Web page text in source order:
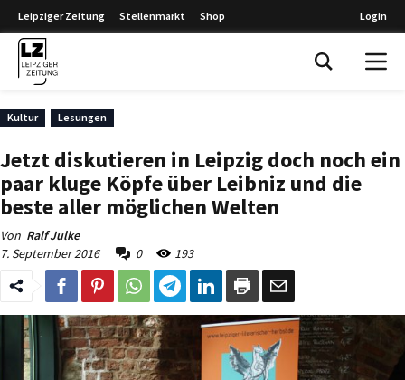
Leipziger Zeitung Stellenmarkt Shop Login
Kultur Lesungen
Jetzt diskutieren in Leipzig doch noch ein
paar kluge Köpfe über Leibniz und die
beste aller möglichen Welten
Von Ralf Julke
7. September 2016
0 193